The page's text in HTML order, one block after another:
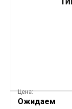
Цена:
Ожидаем